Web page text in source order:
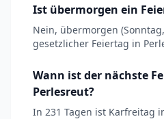
Ist übermorgen ein
Nein, übermorgen
gesetzlicher Feiertag in
Wann ist der nächste
Perlesreut?
In 231 Tagen ist Karfreitag